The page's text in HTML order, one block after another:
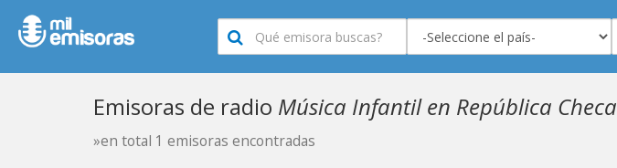
Emisoras de radio Música Infantil en República Checa
»en total 1 emisoras encontradas